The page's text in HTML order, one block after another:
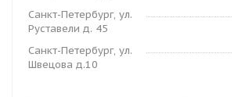
Санкт-Петербург, ул.
Руставели д. 45
Санкт-Петербург, ул.
Швецова д.10